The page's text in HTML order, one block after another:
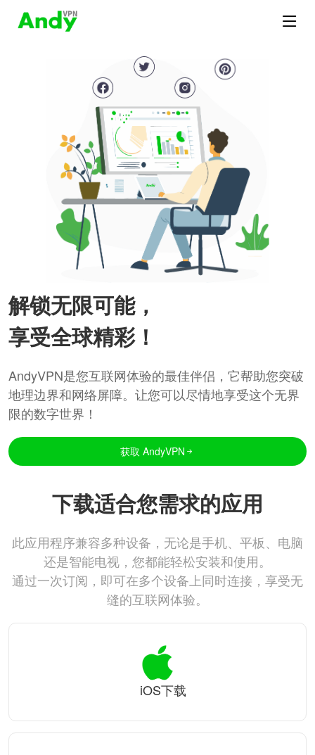
解锁无限可能，
享受全球精彩！
AndyVPN是您互联网体验的最佳伴侣，它帮助您突破
地理边界和网络屏障。让您可以尽情地享受这个无界
限的数字世界！
获取 AndyVPN
下载适合您需求的应用
此应用程序兼容多种设备，无论是手机、平板、电脑
还是智能电视，您都能轻松安装和使用。
通过一次订阅，即可在多个设备上同时连接，享受无
缝的互联网体验。
iOS下载